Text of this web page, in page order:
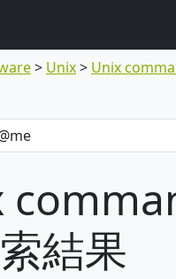
Unix
Unix
結果